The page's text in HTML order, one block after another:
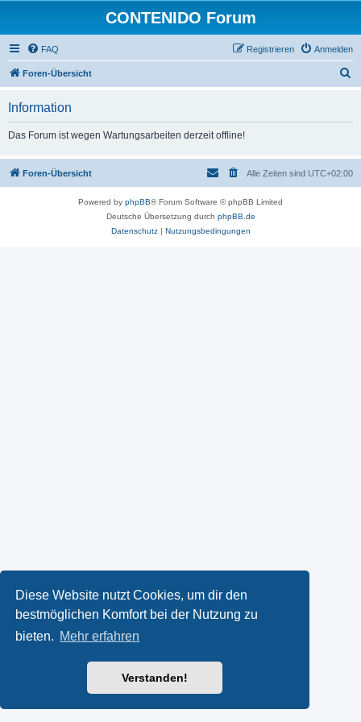
Diese Website nutzt Cookies, um dir den
bestmöglichen Komfort bei der Nutzung zu
bieten. Mehr erfahren
Verstanden!
CONTENIDO Forum
FAQ Anmelden
Registrieren
Foren-Übersicht
Information
Das Forum ist wegen Wartungsarbeiten derzeit offline!
Foren-Übersicht Alle Zeiten sind UTC+02:00
Powered by phpBB® Forum Software © phpBB Limited
Deutsche Übersetzung durch phpBB.de
Datenschutz| Nutzungsbedingungen